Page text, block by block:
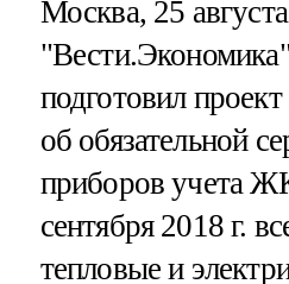
Москва, 25
подготовил
об обязательной
приборов учета
сентября 2018 г.
тепловые и